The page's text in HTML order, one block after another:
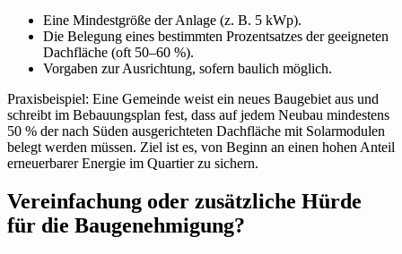
Eine Mindestgröße der Anlage (z. B. 5 kWp).
Die Belegung eines bestimmten Prozentsatzes der geeigneten
Dachfläche (oft 50–60 %).
Vorgaben zur Ausrichtung, sofern baulich möglich.
Praxisbeispiel: Eine Gemeinde weist ein neues Baugebiet aus und
schreibt im Bebauungsplan fest, dass auf jedem Neubau mindestens
50 % der nach Süden ausgerichteten Dachfläche mit Solarmodulen
belegt werden müssen. Ziel ist es, von Beginn an einen hohen Anteil
erneuerbarer Energie im Quartier zu sichern.
Vereinfachung oder zusätzliche Hürde
für die Baugenehmigung?